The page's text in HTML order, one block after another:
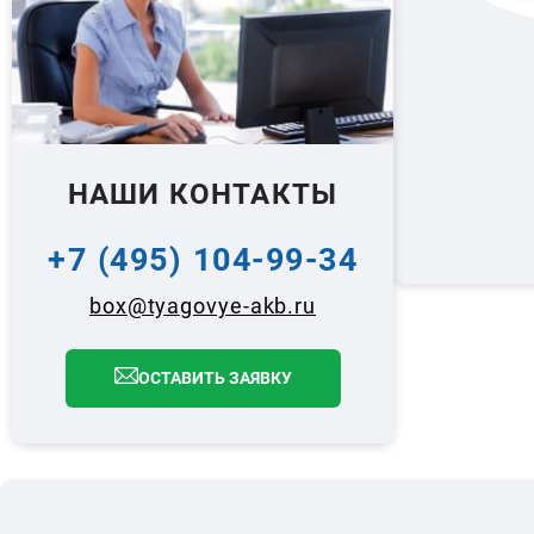
НАШИ КОНТАКТЫ
+7 (495) 104-99-34
box@tyagovye-akb.ru
ОСТАВИТЬ ЗАЯВКУ